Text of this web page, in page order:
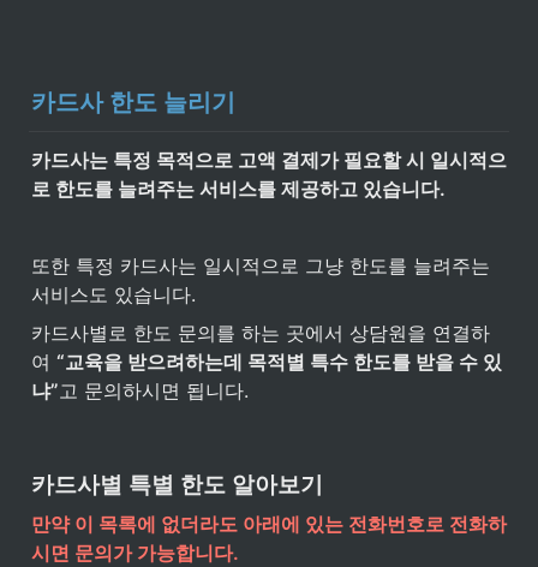
카드사 한도 늘리기
카드사는 특정 목적으로 고액 결제가 필요할 시 일시적으
로 한도를 늘려주는 서비스를 제공하고 있습니다.
또한 특정 카드사는 일시적으로 그냥 한도를 늘려주는
서비스도 있습니다.
카드사별로 한도 문의를 하는 곳에서 상담원을 연결하
여 “교육을 받으려하는데 목적별 특수 한도를 받을 수 있
냐”고 문의하시면 됩니다.
카드사별 특별 한도 알아보기
만약 이 목록에 없더라도 아래에 있는 전화번호로 전화하
시면 문의가 가능합니다.